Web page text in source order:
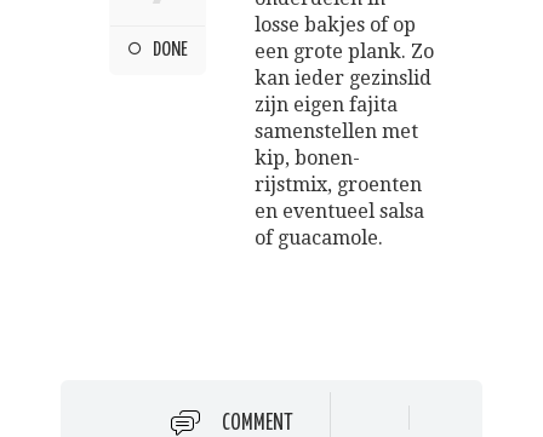
DONE
losse bakjes of op
een grote plank. Zo
kan ieder gezinslid
zijn eigen fajita
samenstellen met
kip, bonen-
rijstmix, groenten
en eventueel salsa
of guacamole.
COMMENT